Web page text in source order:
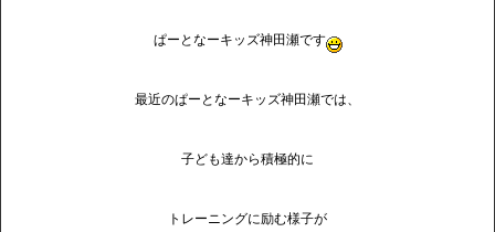
ぱーとなーキッズ神田瀬です
最近のぱーとなーキッズ神田瀬では、
子ども達から積極的に
トレーニングに励む様子が